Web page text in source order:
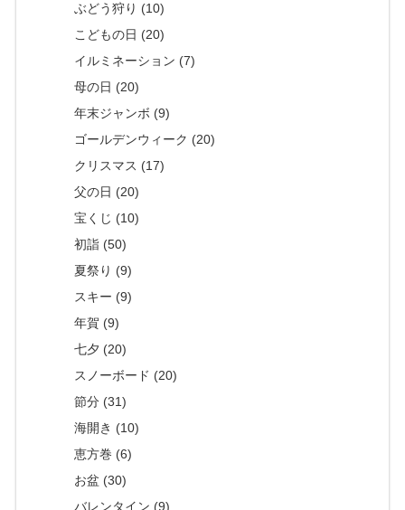
ぶどう狩り (10)
こどもの日 (20)
イルミネーション (7)
母の日 (20)
年末ジャンボ (9)
ゴールデンウィーク (20)
クリスマス (17)
父の日 (20)
宝くじ (10)
初詣 (50)
夏祭り (9)
スキー (9)
年賀 (9)
七夕 (20)
スノーボード (20)
節分 (31)
海開き (10)
恵方巻 (6)
お盆 (30)
バレンタイン (9)